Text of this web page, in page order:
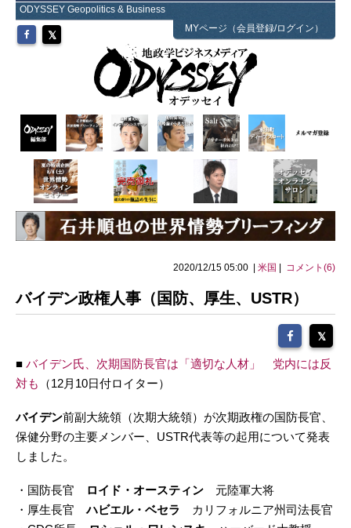
ODYSSEY Geopolitics & Business
MYページ（会員登録/ログイン）
2020/12/15 05:00 | 米国 コメント(6)
バイデン政権人事（国防、厚生、USTR）
■ バイデン氏、次期国防長官は「適切な人材」 党内には反
対も
（12月10日付ロイター）
バイデン前副大統領（次期大統領）が次期政権の国防長官、
保健分野の主要メンバー、USTR代表等の起用について発表
しました。
・国防長官 ロイド・オースティン 元陸軍大将
・厚生長官ハビエル・ベセラ カリフォルニア州司法長官